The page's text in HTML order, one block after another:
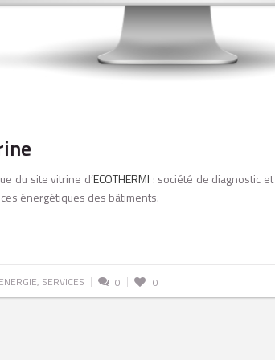
du site vitrine d’ECOTHERMI : société de diagnostic et
énergétiques des bâtiments.
ENERGIE, SERVICES 0 0